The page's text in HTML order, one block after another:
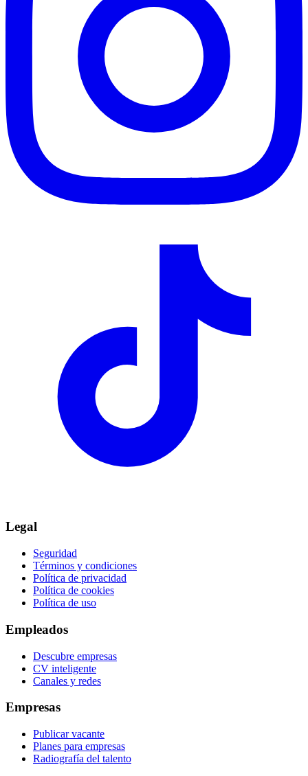
Legal
Seguridad
Términos y condiciones
Política de privacidad
Política de cookies
Política de uso
Empleados
Descubre empresas
CV inteligente
Canales y redes
Empresas
Publicar vacante
Planes para empresas
Radiografía del talento